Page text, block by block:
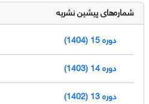
شماره‌های پیشین نشریه
دوره 15 (1404)
دوره 14 (1403)
دوره 13 (1402)